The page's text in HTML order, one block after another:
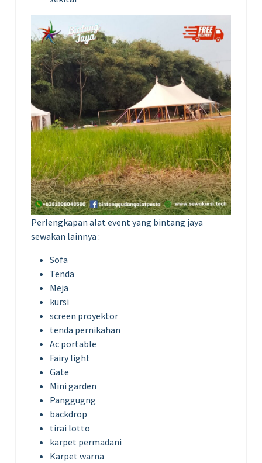
Perlengkapan alat event yang bintang jaya
sewakan lainnya :
Sofa
Tenda
Meja
kursi
screen proyektor
tenda pernikahan
Ac portable
Fairy light
Gate
Mini garden
Panggugng
backdrop
tirai lotto
karpet permadani
Karpet warna